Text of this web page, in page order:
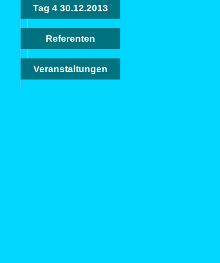
Tag 4 30.12.2013
Referenten
Veranstaltungen